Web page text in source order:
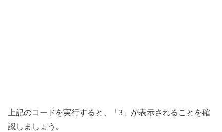
上記のコードを実行すると、「3」が表示されることを確
認しましょう。